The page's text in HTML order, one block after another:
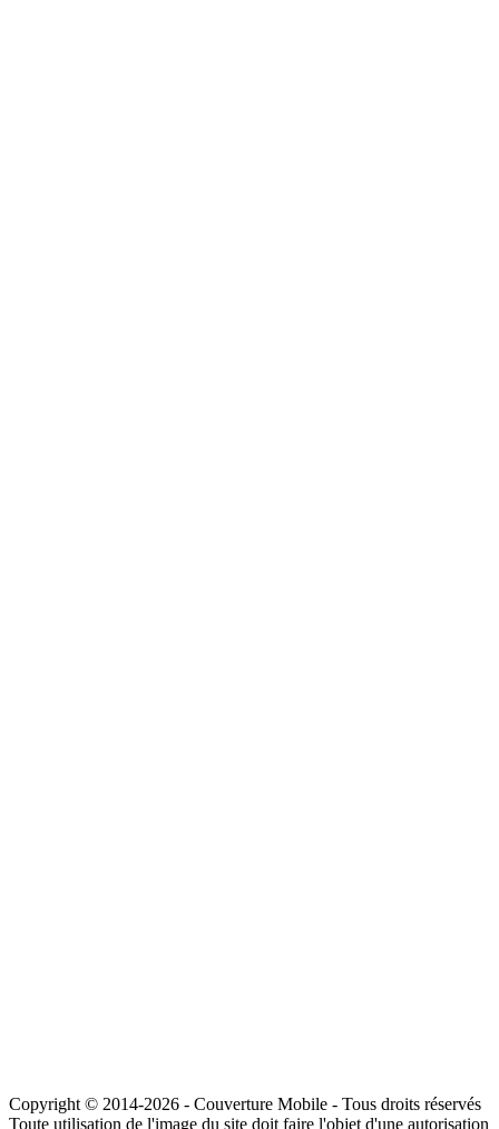
Copyright © 2014-2026 - Couverture Mobile - Tous droits réservés
Toute utilisation de l'image du site doit faire l'objet d'une autorisation